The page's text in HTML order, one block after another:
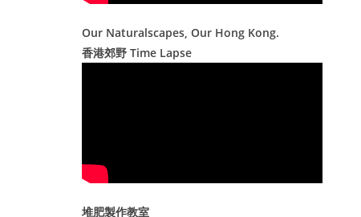
Our Naturalscapes, Our Hong Kong.
香港郊野 Time Lapse
堆肥製作教室